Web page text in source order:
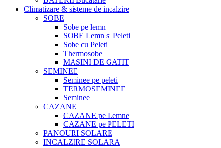
Climatizare & sisteme de incalzire
SOBE
Sobe pe lemn
SOBE Lemn si Peleti
Sobe cu Peleti
Thermosobe
MASINI DE GATIT
SEMINEE
Seminee pe peleti
TERMOSEMINEE
Seminee
CAZANE
CAZANE pe Lemne
CAZANE pe PELETI
PANOURI SOLARE
INCALZIRE SOLARA